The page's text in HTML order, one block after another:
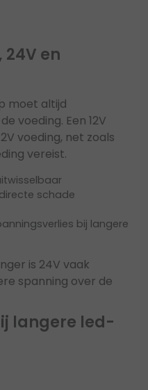
24V en
moet altijd
voeding. Een 12V
voeding, net zoals
vereist.
schade
bij langere
is 24V vaak
spanning over de
langere led-